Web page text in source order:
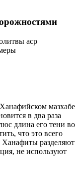
аср
мазхабе
в два раза
длина его тени во
что это всего
разделяют
не используют